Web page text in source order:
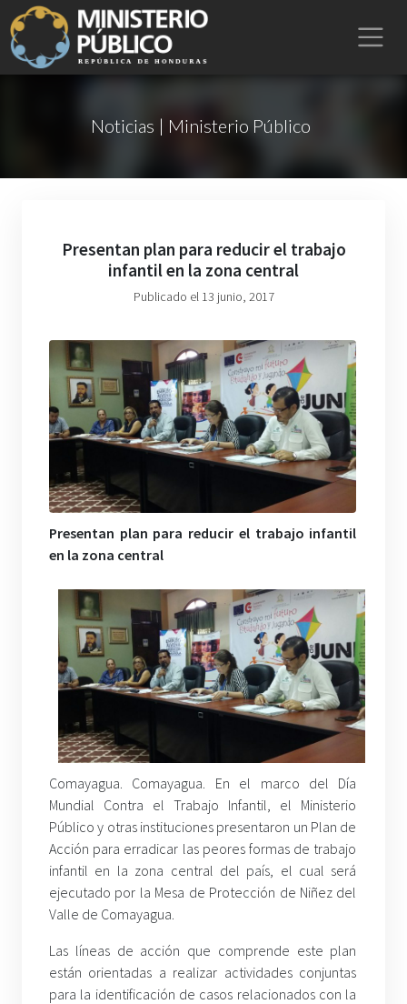
Noticias | Ministerio Público
Presentan plan para reducir el trabajo
infantil en la zona central
Publicado el 13 junio, 2017
Presentan plan para reducir el trabajo infantil
en la zona central
Comayagua. Comayagua. En el marco del Día
Mundial Contra el Trabajo Infantil, el Ministerio
Público y otras instituciones presentaron un Plan de
Acción para erradicar las peores formas de trabajo
infantil en la zona central del país, el cual será
ejecutado por la Mesa de Protección de Niñez del
Valle de Comayagua.
Las líneas de acción que comprende este plan
están orientadas a realizar actividades conjuntas
para la identificación de casos relacionados con la